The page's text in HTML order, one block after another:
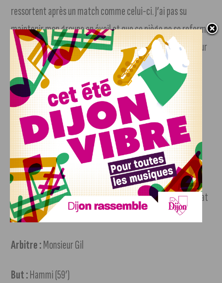
ressortent après un match comme celui-ci. J’ai pas su
maintenir mon groupe en éveil et que ce piège ne se referme
pas sur nous. Je n’ai pas su amener les joueurs à leur meilleur
niveau ce soir, dans des conditions qu’on savait difficile à
tout point de vue, par rapport à la sur-motivation de
certains joueurs et à ce derby local. Le plus important
maintenant est de se remettre au travail. Il faut lever la
tête pour avancer. »
La fiche du match
Au Stade des Courvelles (Selongey), Is-Selongey Football bat
le DFCO 1 but à 0 (0-0).
Arbitre :Monsieur Gil
But :Hammi (59’)